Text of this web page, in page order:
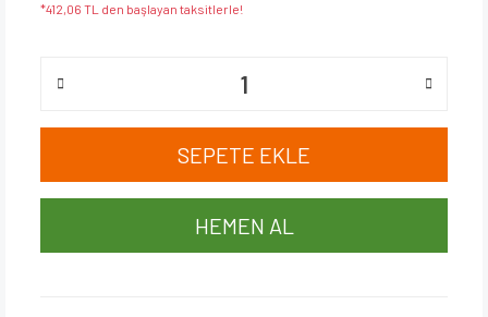
*412,06 TL den başlayan taksitlerle!
SEPETE EKLE
HEMEN AL